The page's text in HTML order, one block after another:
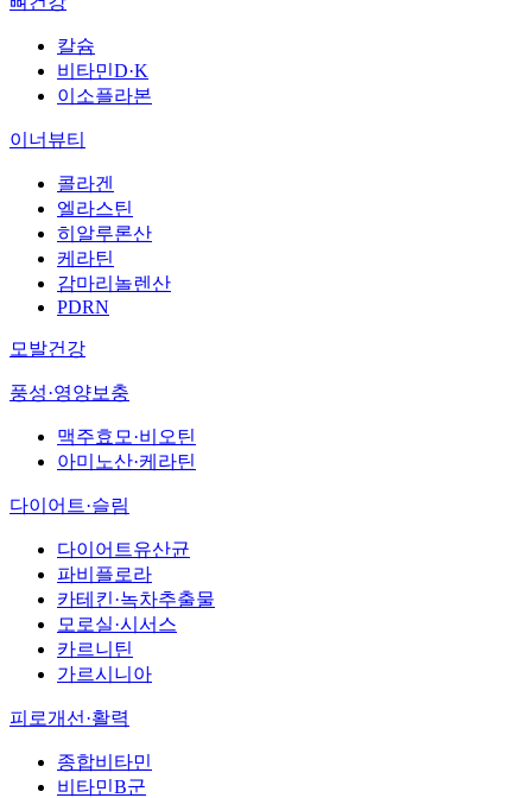
칼슘
비타민D·K
이소플라본
이너뷰티
콜라겐
엘라스틴
히알루론산
케라틴
감마리놀렌산
PDRN
모발건강
풍성·영양보충
맥주효모·비오틴
아미노산·케라틴
다이어트·슬림
다이어트유산균
파비플로라
카테킨·녹차추출물
모로실·시서스
카르니틴
가르시니아
피로개선·활력
종합비타민
비타민B군